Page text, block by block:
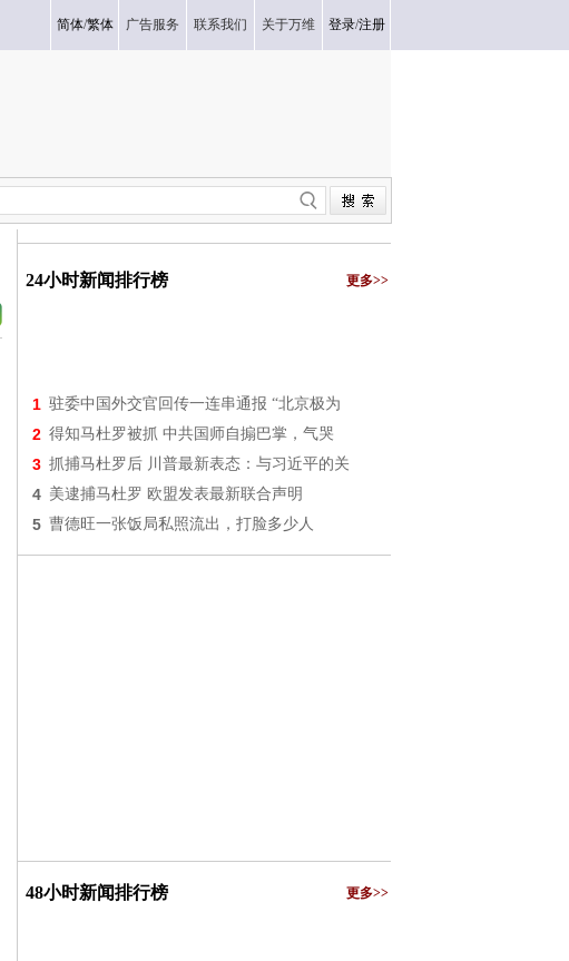
简体/繁体 广告服务 联系我们 关于万维 登录/注册
24小时新闻排行榜 更多>>
1 驻委中国外交官回传一连串通报 “北京极为
2 得知马杜罗被抓 中共国师自搧巴掌，气哭
3 抓捕马杜罗后 川普最新表态：与习近平的关
4 美逮捕马杜罗 欧盟发表最新联合声明
5 曹德旺一张饭局私照流出，打脸多少人
48小时新闻排行榜 更多>>